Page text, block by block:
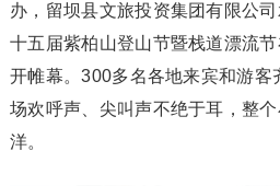
办，留坝县文旅投资集团有限公
十五届紫柏山登山节暨栈道漂流节
开帷幕。300多名各地来宾和游客
场欢呼声、尖叫声不绝于耳，整
洋。